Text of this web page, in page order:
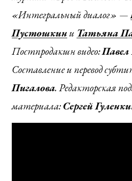
«Интегральный диалог» —
Пустошкини Татьяна
Постпродакшн видео:Павел
Составление и перевод
Пигалова. Редакторская
материала:Сергей